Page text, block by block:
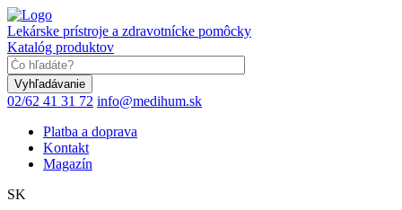
Skočiť
na
hlavný
obsah
Lekárske prístroje a zdravotnícke pomôcky
Katalóg produktov
02/62 41 31 72 info@medihum.sk
Platba a doprava
Kontakt
Magazín
SK